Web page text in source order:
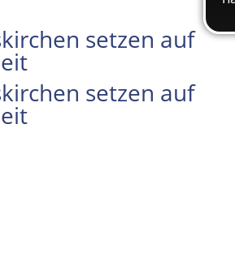
setzen auf
setzen auf